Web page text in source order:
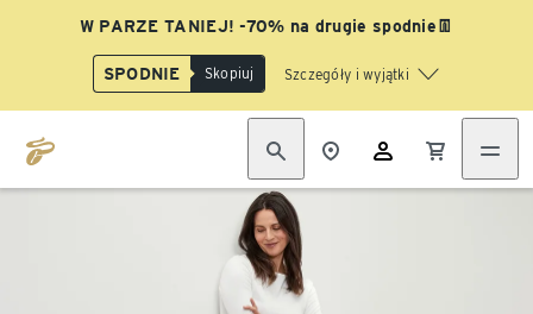
W PARZE TANIEJ! -70% na drugie spodnie👖
SPODNIE Skopiuj Szczegóły i wyjątki